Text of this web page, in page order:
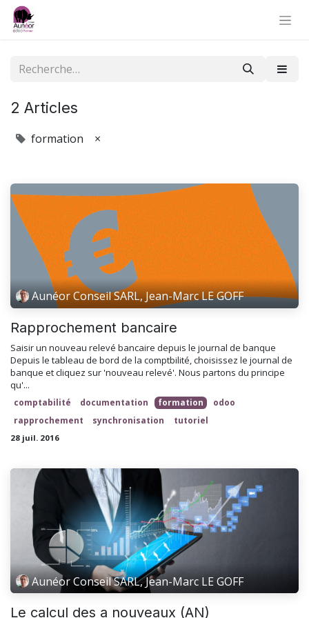
2 Articles
formation ×
Aunéor Conseil SARL, Jean-Marc LE GOFF
Rapprochement bancaire
Saisir un nouveau relevé bancaire depuis le journal de banque
Depuis le tableau de bord de la comptbilité, choisissez le journal de
banque et cliquez sur 'nouveau relevé'. Nous partons du principe
qu'...
comptabilité documentation formation
odoo
rapprochement
synchronisation tutoriel
28 juil. 2016
Aunéor Conseil SARL, Jean-Marc LE GOFF
Le calcul des a nouveaux (AN)